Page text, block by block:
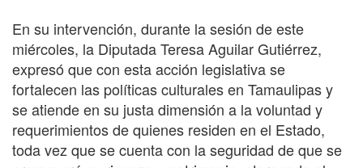
En su intervención, durante la sesión de este
miércoles, la Diputada Teresa Aguilar Gutiérrez,
expresó que con esta acción legislativa se
fortalecen las políticas culturales en Tamaulipas y
se atiende en su justa dimensión a la voluntad y
requerimientos de quienes residen en el Estado,
toda vez que se cuenta con la seguridad de que se